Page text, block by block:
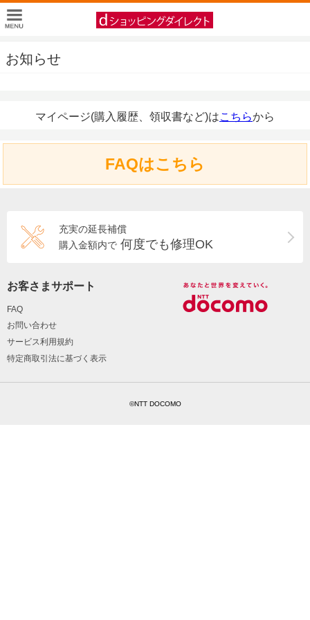
お知らせ
マイページ(購入履歴、領収書など)はこちらから
FAQはこちら
充実の延長補償
購入金額内で 何度でも修理OK
お客さまサポート
FAQ
お問い合わせ
サービス利用規約
特定商取引法に基づく表示
©NTT DOCOMO